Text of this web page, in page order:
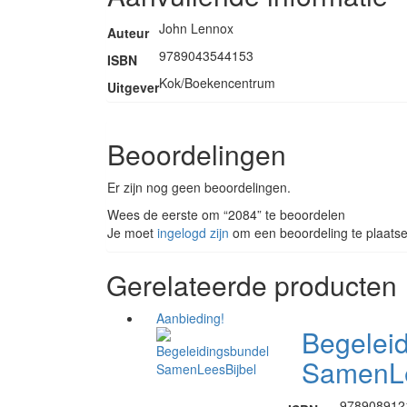
Auteur John Lennox
ISBN
9789043544153
UitgeverKok/Boekencentrum
Beoordelingen
Er zijn nog geen beoordelingen.
Wees de eerste om “2084” te beoordelen
Je moet ingelogd zijn om een beoordeling te
Gerelateerde producten
Aanbieding!